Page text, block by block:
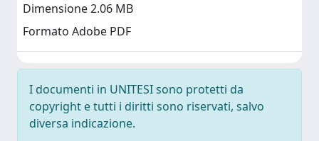
Dimensione 2.06 MB
Formato Adobe PDF
I documenti in UNITESI sono protetti da
copyright e tutti i diritti sono riservati, salvo
diversa indicazione.